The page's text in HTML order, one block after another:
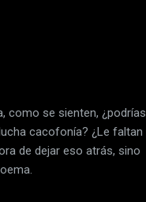
como se sienten, ¿podrías
cacofonía? ¿Le faltan
de dejar eso atrás, sino